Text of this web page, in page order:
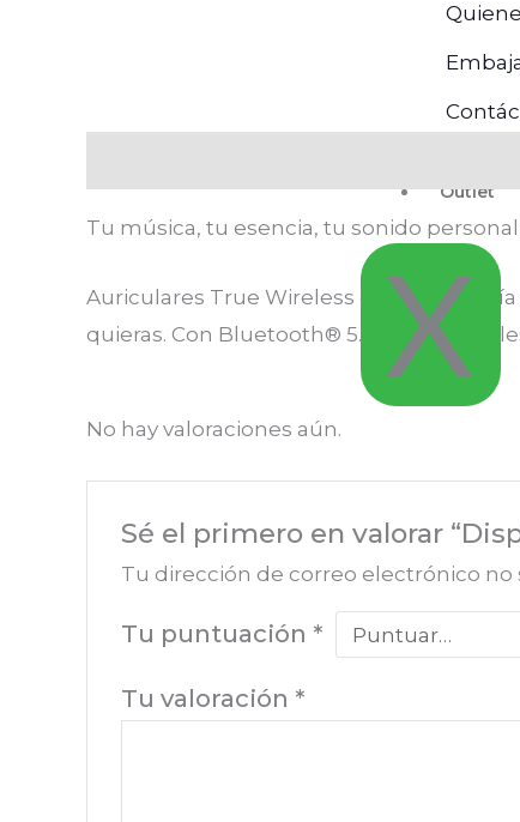
Outlet
X
Tu música, tu esencia, tu sonido
Auriculares True Wireless con
quieras. Con Bluetooth® 5.4 y True
No hay valoraciones aún.
Sé el primero en valorar
Tu dirección de correo electrónico no
Tu puntuación *
Tu valoración *